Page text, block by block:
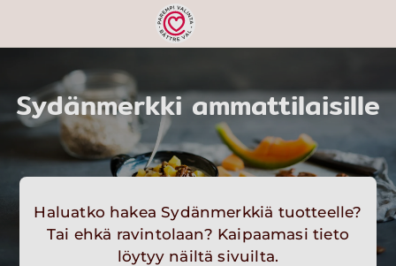
Sydänmerkki ammattilaisille
Haluatko hakea Sydänmerkkiä tuotteelle?
Tai ehkä ravintolaan? Kaipaamasi tieto
löytyy näiltä sivuilta.